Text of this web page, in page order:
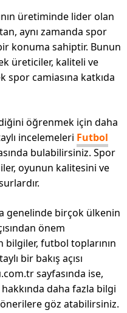
üretiminde lider olan
aynı zamanda spor
konuma sahiptir. Bunun
üreticiler, kaliteli ve
spor camiasına katkıda
öğrenmek için daha
incelemeleri Futbol
bulabilirsiniz. Spor
oyunun kalitesini ve
genelinde birçok ülkenin
önem
bilgiler, futbol toplarının
bir bakış açısı
sayfasında ise,
daha fazla bilgi
göz atabilirsiniz.